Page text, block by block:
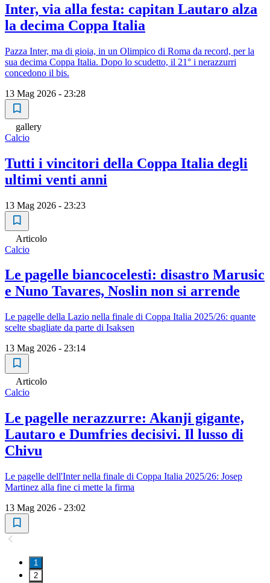
Inter, via alla festa: capitan Lautaro alza
la decima Coppa Italia
Pazza Inter, ma di gioia, in un Olimpico di Roma da record, per la
sua decima Coppa Italia. Dopo lo scudetto, il 21° i nerazzurri
concedono il bis.
13 Mag 2026 - 23:28
gallery
Calcio
Tutti i vincitori della Coppa Italia degli
ultimi venti anni
13 Mag 2026 - 23:23
Articolo
Calcio
Le pagelle biancocelesti: disastro Marusic
e Nuno Tavares, Noslin non si arrende
Le pagelle della Lazio nella finale di Coppa Italia 2025/26: quante
scelte sbagliate da parte di Isaksen
13 Mag 2026 - 23:14
Articolo
Calcio
Le pagelle nerazzurre: Akanji gigante,
Lautaro e Dumfries decisivi. Il lusso di
Chivu
Le pagelle dell'Inter nella finale di Coppa Italia 2025/26: Josep
Martinez alla fine ci mette la firma
13 Mag 2026 - 23:02
1
2